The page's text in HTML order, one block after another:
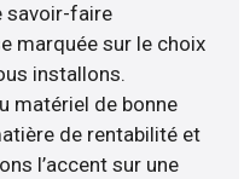
savoir-faire
marquée sur le choix
installons.
matériel de bonne
de rentabilité et
l’accent sur une